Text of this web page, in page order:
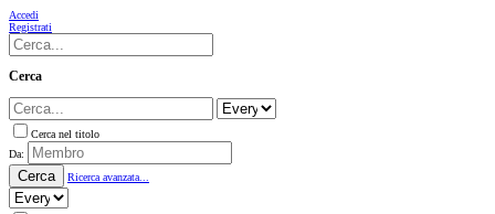
Accedi
Registrati
Cerca
Cerca nel titolo
Da:
Cerca Ricerca avanzata...